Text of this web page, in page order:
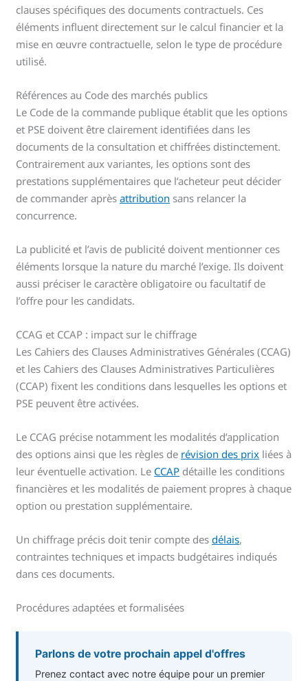
clauses spécifiques des documents contractuels. Ces
éléments influent directement sur le calcul financier et la
mise en œuvre contractuelle, selon le type de procédure
utilisé.
Références au Code des marchés publics
Le Code de la commande publique établit que les options
et PSE doivent être clairement identifiées dans les
documents de la consultation et chiffrées distinctement.
Contrairement aux variantes, les options sont des
prestations supplémentaires que l’acheteur peut décider
de commander aprèsattribution sans relancer la
concurrence.
La publicité et l’avis de publicité doivent mentionner ces
éléments lorsque la nature du marché l’exige. Ils doivent
aussi préciser le caractère obligatoire ou facultatif de
l’offre pour les candidats.
CCAG et CCAP : impact sur le chiffrage
Les Cahiers des Clauses Administratives Générales (CCAG)
et les Cahiers des Clauses Administratives Particulières
(CCAP) fixent les conditions dans lesquelles les options et
PSE peuvent être activées.
Le CCAG précise notamment les modalités d’application
des options ainsi que les règles de révision des prix liées à
leur éventuelle activation. Le CCAP détaille les conditions
financières et les modalités de paiement propres à chaque
option ou prestation supplémentaire.
Un chiffrage précis doit tenir compte desdélais,
contraintes techniques et impacts budgétaires indiqués
dans ces documents.
Procédures adaptées et formalisées
Parlons de votre prochain appel d'offres
Prenez contact avec notre équipe pour un premier